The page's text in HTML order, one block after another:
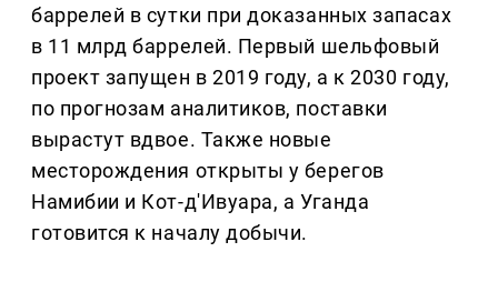
баррелей в сутки при доказанных запасах
в 11 млрд баррелей. Первый шельфовый
проект запущен в 2019 году, а к 2030 году,
по прогнозам аналитиков, поставки
вырастут вдвое. Также новые
месторождения открыты у берегов
Намибии и Кот-д'Ивуара, а Уганда
готовится к началу добычи.